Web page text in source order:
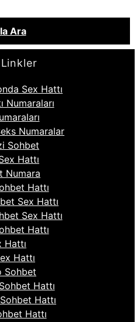
Ara
Linkler
Sex Hattı
Numaraları
Numaralar
Sohbet
Hattı
Numara
Hattı
Sex Hattı
Sex Hattı
Hattı
Hattı
Hattı
Sohbet
Hattı
Hattı
Hattı